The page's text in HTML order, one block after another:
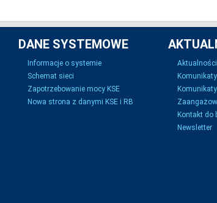
DANE SYSTEMOWE
Informacje o systemie
Schemat sieci
Zapotrzebowanie mocy KSE
Nowa strona z danymi KSE i RB
Aktualności
Kontakt do
Newsletter